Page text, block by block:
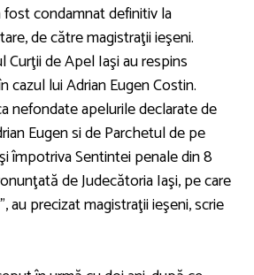
condamnat definitiv la
de către magistraţii ieşeni.
Curţii de Apel Iaşi au respins
cazul lui Adrian Eugen Costin.
nefondate apelurile declarate de
Eugen si de Parchetul de pe
împotriva Sentintei penale din 8
de Judecătoria Iaşi, pe care
au precizat magistraţii ieşeni, scrie